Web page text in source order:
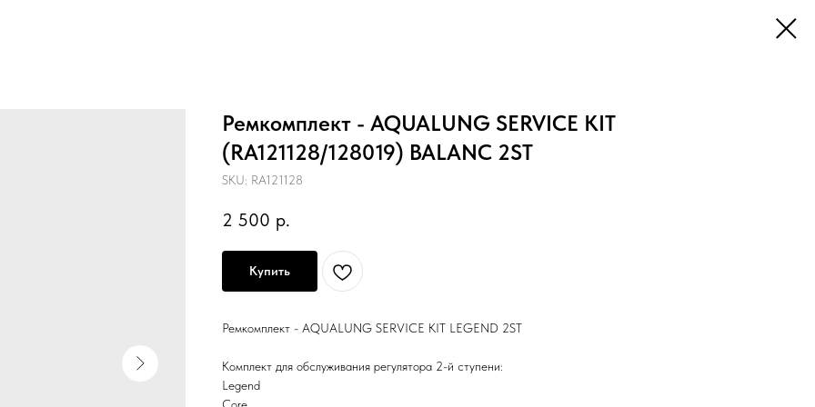
Ремкомплект - AQUALUNG SERVICE KIT
(RA121128/128019) BALANC 2ST
SKU: RA121128
2 500 р.
Купить
Ремкомплект - AQUALUNG SERVICE KIT LEGEND 2ST
Комплект для обслуживания регулятора 2-й ступени:
Legend